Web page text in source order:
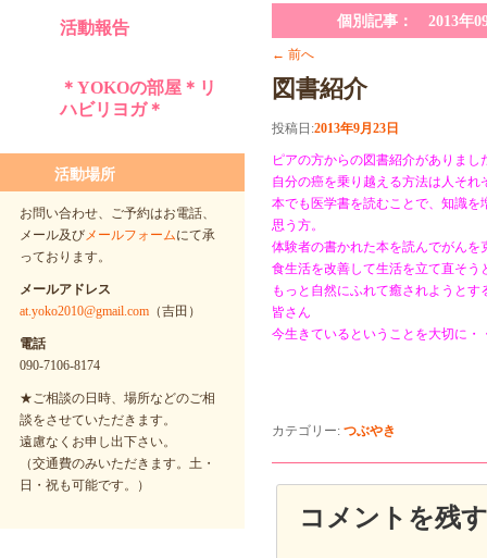
活動報告
＊YOKOの部屋＊リ
ハビリヨガ＊
活動場所
お問い合わせ、ご予約はお電話、
メール及びメールフォームにて承
っております。
メールアドレス
at.yoko2010@gmail.com （吉田）
電話
090-7106-8174
★ご相談の日時、場所などのご相
談をさせていただきます。
遠慮なくお申し出下さい。
（交通費のみいただきます。土・
日・祝も可能です。）
個別記事： 2013年
← 前へ
図書紹介
投稿日:2013年9月23日
ピアの方からの図書紹介がありまし
自分の癌を乗り越える方法は人それ
本でも医学書を読むことで、知識
思う方。
体験者の書かれた本を読んでがんを
食生活を改善して生活を立て直そう
もっと自然にふれて癒されようとす
皆さん
今生きているということを大切に・
カテゴリー: つぶやき
コメントを残す